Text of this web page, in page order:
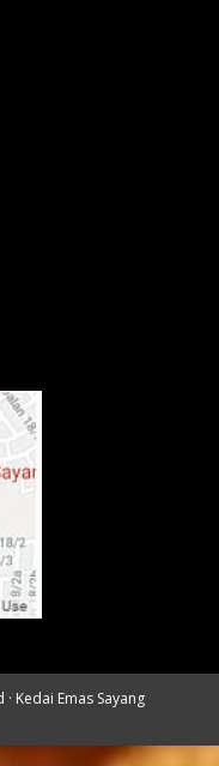
Kedai Emas Sayang